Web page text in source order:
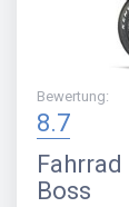
Bewertung:
8.7
Fahrrad
Boss